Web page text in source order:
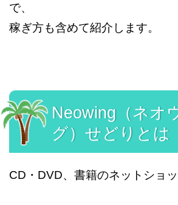
で、
稼ぎ方も含めて紹介します。
Neowing（ネオ
グ）せどりとは
CD・DVD、書籍のネットショッ